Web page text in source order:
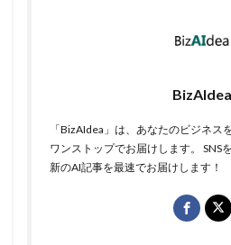
BizAIdea
「BizAIdea」は、あなたのビジネス
ワンストップでお届けします。 SNS
新のAI記事を最速でお届けします！